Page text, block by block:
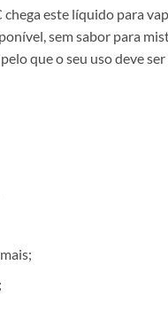
este líquido para
sem sabor para
que o seu uso deve